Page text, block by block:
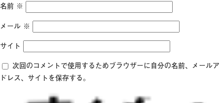
名前 ※
メール ※
サイト
次回のコメントで使用するためブラウザーに自分の名前、メールア
ドレス、サイトを保存する。